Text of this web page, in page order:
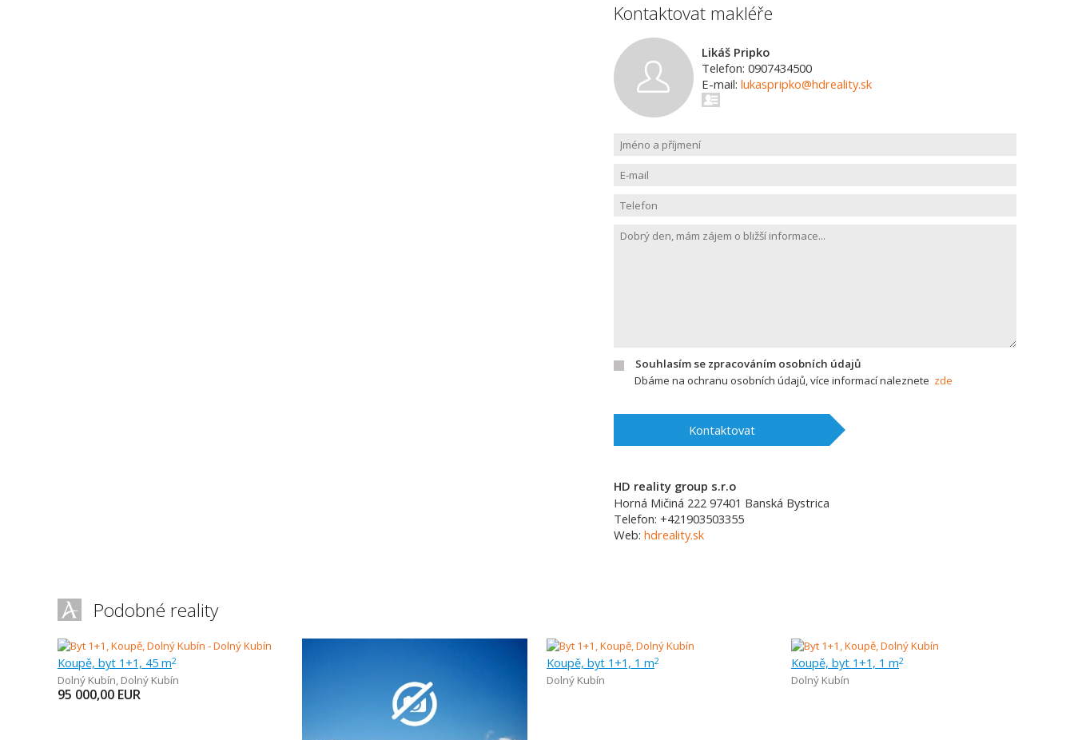
Kontaktovat makléře
Likáš Pripko
Telefon: 0907434500
E-mail: lukaspripko@hdreality.sk
Souhlasím se zpracováním osobních údajů
Dbáme na ochranu osobních údajů, více informací naleznete zde
Kontaktovat
HD reality group s.r.o
Horná Mičiná 222 97401 Banská Bystrica
Telefon: +421903503355
Web: hdreality.sk
Podobné reality
Koupě, byt 1+1, 45 m2
Dolný Kubín, Dolný Kubín
95 000,00 EUR
Koupě, byt 1+1, 1 m2
Dolný Kubín
Koupě, byt 1+1, 1 m2
Dolný Kubín